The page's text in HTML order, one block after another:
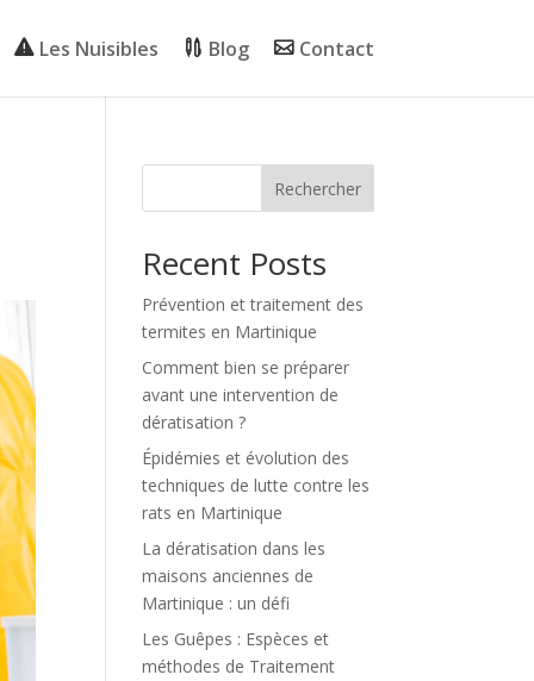
Les Nuisibles Blog Contact
Rechercher
Recent Posts
Prévention et traitement des
termites en Martinique
Comment bien se préparer
avant une intervention de
dératisation ?
Épidémies et évolution des
techniques de lutte contre les
rats en Martinique
La dératisation dans les
maisons anciennes de
Martinique : un défi
Les Guêpes : Espèces et
méthodes de Traitement